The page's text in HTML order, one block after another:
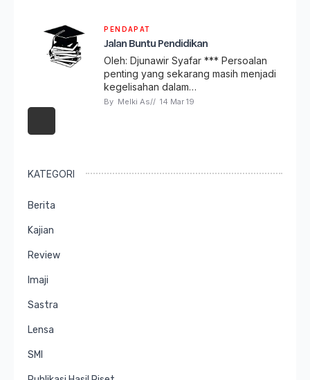
PENDAPAT
Jalan Buntu Pendidikan
Oleh: Djunawir Syafar *** Persoalan
penting yang sekarang masih menjadi
kegelisahan dalam…
By Melki As// 14 Mar 19
KATEGORI
Berita
Kajian
Review
Imaji
Sastra
Lensa
SMI